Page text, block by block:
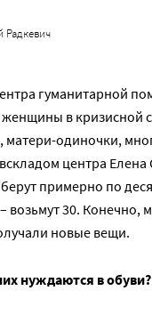
Радкевич
гуманитарной
в кризисной
матери-одиночки,
центра
примерно по
возьмут 30. Конечно,
новые вещи.
нуждаются в обуви?